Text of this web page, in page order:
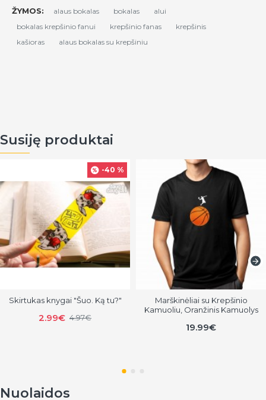
ŽYMOS: alaus bokalas bokalas
alui
bokalas krepšinio fanui
krepšinio fanas
krepšinis
kašioras
alaus bokalas su krepšiniu
Susiję produktai
-40 %
Skirtukas knygai "Šuo. Ką tu?"
2.99€ 4.97€
Marškinėliai su Krepšinio
Kamuoliu, Oranžinis Kamuolys
19.99€
Nuolaidos